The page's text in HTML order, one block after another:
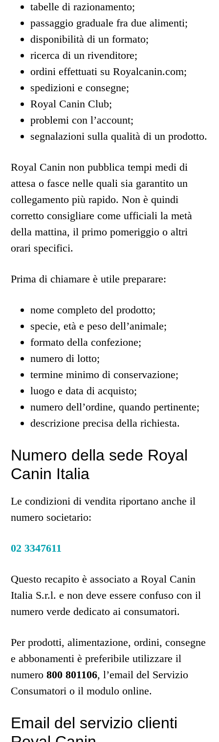
tabelle di razionamento;
passaggio graduale fra due alimenti;
disponibilità di un formato;
ricerca di un rivenditore;
ordini effettuati su Royalcanin.com;
spedizioni e consegne;
Royal Canin Club;
problemi con l’account;
segnalazioni sulla qualità di un prodotto.
Royal Canin non pubblica tempi medi di
attesa o fasce nelle quali sia garantito un
collegamento più rapido. Non è quindi
corretto consigliare come ufficiali la metà
della mattina, il primo pomeriggio o altri
orari specifici.
Prima di chiamare è utile preparare:
nome completo del prodotto;
specie, età e peso dell’animale;
formato della confezione;
numero di lotto;
termine minimo di conservazione;
luogo e data di acquisto;
numero dell’ordine, quando pertinente;
descrizione precisa della richiesta.
Numero della sede Royal
Canin Italia
Le condizioni di vendita riportano anche il
numero societario:
02 3347611
Questo recapito è associato a Royal Canin
Italia S.r.l. e non deve essere confuso con il
numero verde dedicato ai consumatori.
Per prodotti, alimentazione, ordini, consegne
e abbonamenti è preferibile utilizzare il
numero800 801106, l’email del Servizio
Consumatori o il modulo online.
Email del servizio clienti